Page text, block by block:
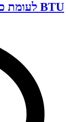
BTU לעומת כ"ס